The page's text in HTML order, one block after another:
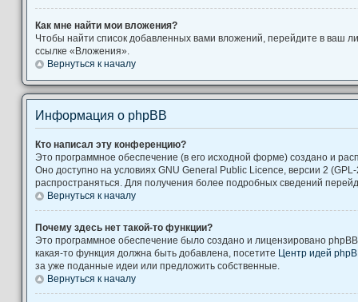
Как мне найти мои вложения?
Чтобы найти список добавленных вами вложений, перейдите в ваш
ссылке «Вложения».
Вернуться к началу
Информация о phpBB
Кто написал эту конференцию?
Это программное обеспечение (в его исходной форме) создано и
Оно доступно на условиях GNU General Public Licence, версии 2
распространяться. Для получения более подробных сведений
Вернуться к началу
Почему здесь нет такой-то функции?
Это программное обеспечение было создано и лицензировано
какая-то функция должна быть добавлена, посетите Центр идей
за уже поданные идеи или предложить собственные.
Вернуться к началу